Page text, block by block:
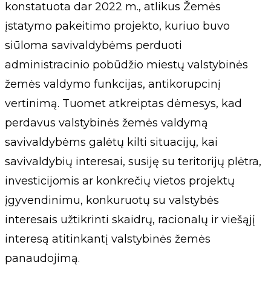
konstatuota dar 2022 m., atlikus Žemės
įstatymo pakeitimo projekto, kuriuo buvo
siūloma savivaldybėms perduoti
administracinio pobūdžio miestų valstybinės
žemės valdymo funkcijas, antikorupcinį
vertinimą. Tuomet atkreiptas dėmesys, kad
perdavus valstybinės žemės valdymą
savivaldybėms galėtų kilti situacijų, kai
savivaldybių interesai, susiję su teritorijų plėtra,
investicijomis ar konkrečių vietos projektų
įgyvendinimu, konkuruotų su valstybės
interesais užtikrinti skaidrų, racionalų ir viešąjį
interesą atitinkantį valstybinės žemės
panaudojimą.